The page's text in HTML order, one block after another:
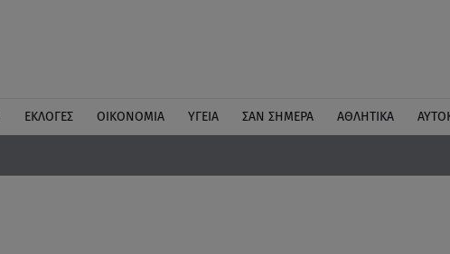
ΕΚΛΟΓΕΣ ΟΙΚΟΝΟΜΙΑ ΥΓΕΙΑ ΣΑΝ ΣΗΜΕΡΑ ΑΘΛΗΤΙΚΑ